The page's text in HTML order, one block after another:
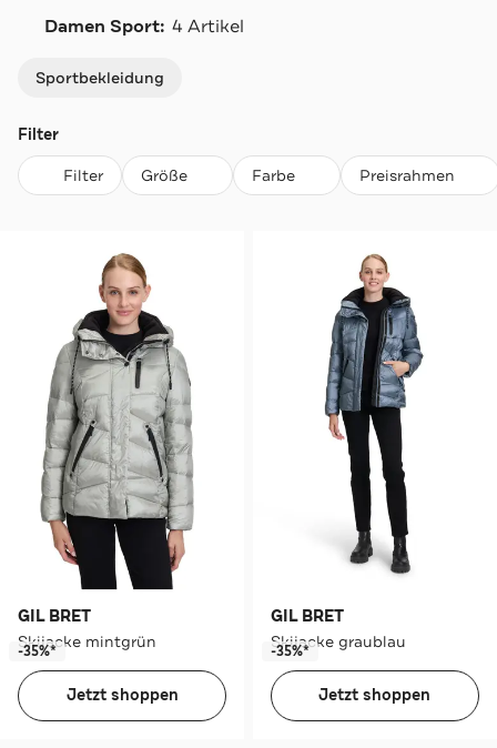
Damen Sport: 4 Artikel
Sportbekleidung
Filter
Filter Größe Farbe Preisrahmen
GIL BRET
Skijacke mintgrün
-35%*
Jetzt shoppen
GIL BRET
Skijacke graublau
-35%*
Jetzt shoppen